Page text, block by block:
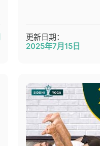
更新日期：
2025年7月15日